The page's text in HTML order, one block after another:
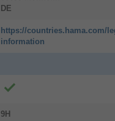
DE
https://countries.hama.com/
information
9H